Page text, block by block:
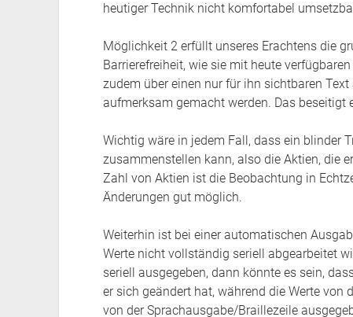
heutiger Technik nicht komfortabel
Möglichkeit 2 erfüllt unseres Erachtens die
Barrierefreiheit, wie sie mit heute
zudem über einen nur für ihn sichtbaren
aufmerksam gemacht werden. Das beseitigt
Wichtig wäre in jedem Fall, dass ein blinder
zusammenstellen kann, also die Aktien, die
Zahl von Aktien ist die Beobachtung in
Änderungen gut möglich.
Weiterhin ist bei einer automatischen
Werte nicht vollständig seriell abgearbeitet
seriell ausgegeben, dann könnte es sein,
er sich geändert hat, während die Werte von
von der Sprachausgabe/Braillezeile